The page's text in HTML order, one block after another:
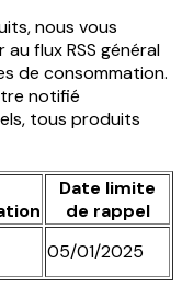
nous vous
flux RSS général
de consommation.
notifié
tous produits
Date limite
de rappel
05/01/2025